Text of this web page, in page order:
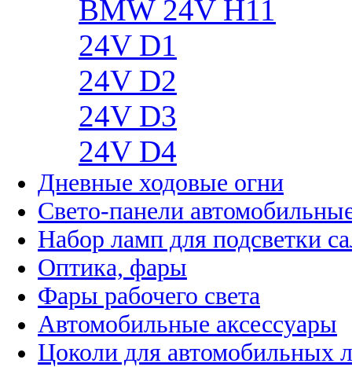
BMW 24V H11
24V D1
24V D2
24V D3
24V D4
Дневные ходовые огни
Свето-панели
Набор ламп для подсветки
Оптика, фары
Фары рабочего света
Автомобильные аксессуары
Цоколи для автомобильных